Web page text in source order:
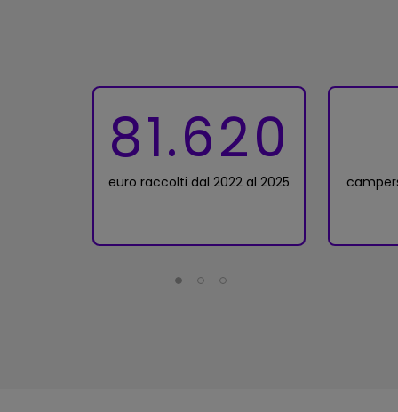
81.620
euro raccolti dal 2022 al 2025